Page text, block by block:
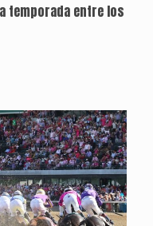
temporada entre los